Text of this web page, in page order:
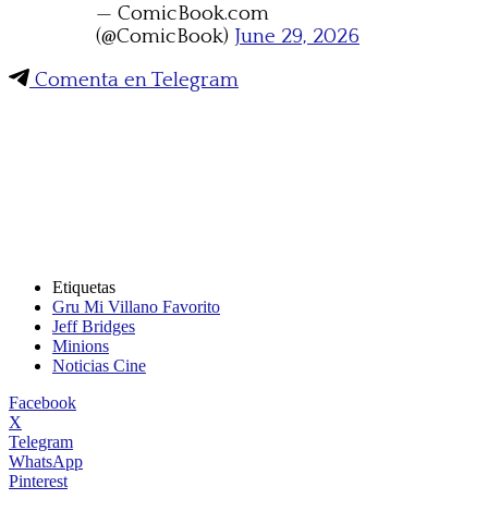
— ComicBook.com
(@ComicBook) June 29, 2026
Comenta en Telegram
Etiquetas
Gru Mi Villano Favorito
Jeff Bridges
Minions
Noticias Cine
Facebook
X
Telegram
WhatsApp
Pinterest